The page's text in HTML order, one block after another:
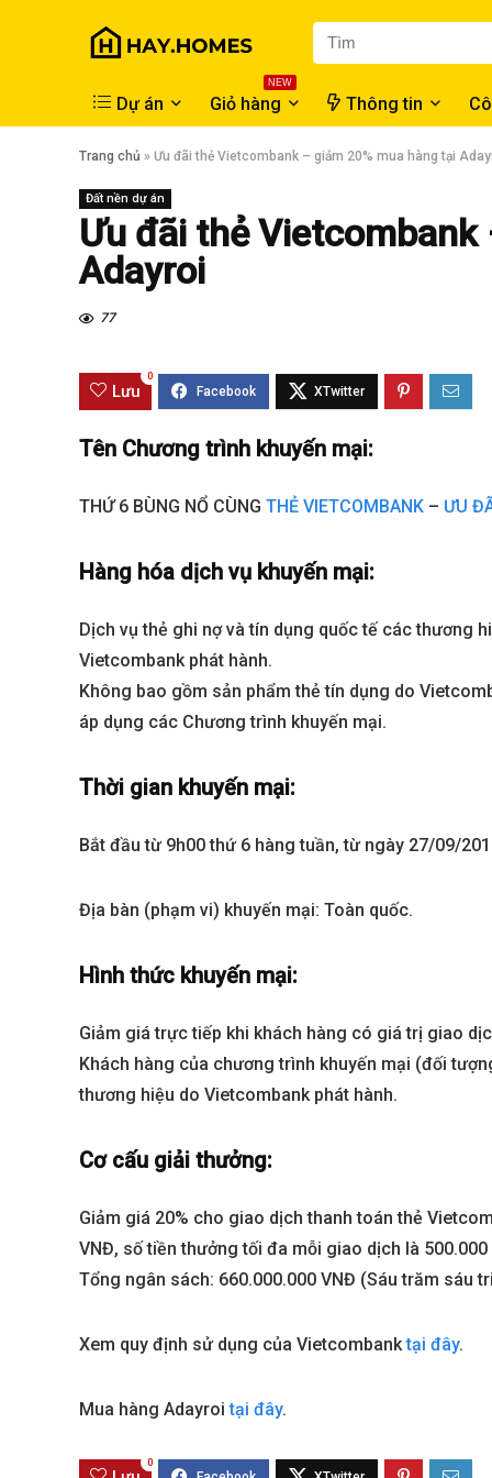
Dự án
NEW
Giỏ hàng Thông tin
Trang chủ » Ưu đãi thẻ Vietcombank – giảm 20% mua hàng tại
Đất nền dự án
Ưu đãi thẻ Vietcombank
Adayroi
77
Lưu
0
Tên Chương trình khuyến mại:
THỨ 6 BÙNG NỔ CÙNG THẺ VIETCOMBANK – ƯU
Hàng hóa dịch vụ khuyến mại:
Dịch vụ thẻ ghi nợ và tín dụng quốc tế các thương
Vietcombank phát hành.
Không bao gồm sản phẩm thẻ tín dụng do
áp dụng các Chương trình khuyến mại.
Thời gian khuyến mại:
Bắt đầu từ 9h00 thứ 6 hàng tuần, từ ngày 27/09/
Địa bàn (phạm vi) khuyến mại: Toàn quốc.
Hình thức khuyến mại:
Giảm giá trực tiếp khi khách hàng có giá trị giao
Khách hàng của chương trình khuyến mại (đối
thương hiệu do Vietcombank phát hành.
Cơ cấu giải thưởng:
Giảm giá 20% cho giao dịch thanh toán thẻ
VNĐ, số tiền thưởng tối đa mỗi giao dịch là 500.000
Tổng ngân sách: 660.000.000 VNĐ (Sáu trăm sáu
Xem quy định sử dụng của Vietcombanktại đây.
Mua hàng Adayroitại đây.
0
The Global City
68 tỷ/căn
Gladia By The
Từ 23 tỷ/căn